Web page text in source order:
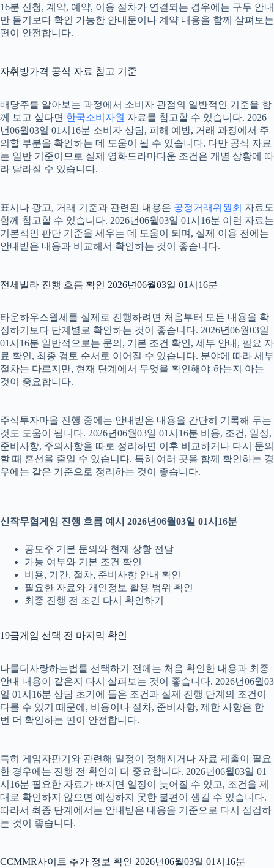
16분 신청, 계약, 예약, 이용 절차가 연결되는 경우에는 구두 안내
만 듣기보다 확인 가능한 안내문이나 계약 내용을 함께 살펴보는
편이 안전합니다.
자취방가격 공식 자료 참고 기준
배당주를 알아보는 과정에서 소비자 관점의 일반적인 기준을 함
께 보고 싶다면 한국소비자원 자료를 참고할 수 있습니다. 2026
년06월03일 01시16분 소비자 상담, 피해 예방, 거래 과정에서 주
의할 부분을 확인하는 데 도움이 될 수 있습니다. 다만 공식 자료
는 일반 기준이므로 실제 영화드라마다운 조건은 개별 상황에 따
라 달라질 수 있습니다.
표시나 광고, 거래 기준과 관련된 내용은 공정거래위원회 자료도
함께 참고할 수 있습니다. 2026년06월03일 01시16분 이런 자료는
기본적인 판단 기준을 세우는 데 도움이 되며, 실제 이용 전에는
안내받은 내용과 비교해서 확인하는 것이 좋습니다.
전세빌라 진행 흐름 확인 2026년06월03일 01시16분
타운하우스월세를 실제로 진행하려면 처음부터 모든 내용을 확
정하기보다 단계별로 확인하는 것이 좋습니다. 2026년06월03일
01시16분 일반적으로는 문의, 기본 조건 확인, 세부 안내, 필요 자
료 확인, 최종 검토 순서로 이어질 수 있습니다. 분야에 따라 세부
절차는 다르지만, 현재 단계에서 무엇을 확인해야 하는지 아는
것이 중요합니다.
주식투자마을 진행 중에는 안내받은 내용을 간단히 기록해 두는
것도 도움이 됩니다. 2026년06월03일 01시16분 비용, 조건, 일정,
준비사항, 주의사항을 따로 정리하면 이후 비교하거나 다시 문의
할 때 혼선을 줄일 수 있습니다. 특히 여러 곳을 함께 확인하는 경
우에는 같은 기준으로 정리하는 것이 좋습니다.
신작무협게임 진행 흐름 예시 2026년06월03일 01시16분
공모주 기본 문의와 현재 상황 전달
가능 여부와 기본 조건 확인
비용, 기간, 절차, 준비사항 안내 확인
필요한 자료와 개인정보 활용 범위 확인
최종 진행 전 조건 다시 확인하기
19금게임 선택 전 마지막 확인
나를더사랑하는법를 선택하기 전에는 처음 확인한 내용과 최종
안내 내용이 같은지 다시 살펴보는 것이 좋습니다. 2026년06월03
일 01시16분 상담 초기에 들은 조건과 실제 진행 단계의 조건이
다를 수 있기 때문에, 비용이나 절차, 준비사항, 제한 사항은 한
번 더 확인하는 편이 안전합니다.
특히 게임자판기와 관련해 일정이 정해지거나 자료 제출이 필요
한 경우에는 진행 전 확인이 더 중요합니다. 2026년06월03일 01
시16분 필요한 자료가 빠지면 일정이 늦어질 수 있고, 조건을 제
대로 확인하지 않으면 예상하지 못한 불편이 생길 수 있습니다.
따라서 최종 단계에서는 안내받은 내용을 기준으로 다시 점검하
는 것이 좋습니다.
CCMMR사이트 추가 정보 확인 2026년06월03일 01시16분